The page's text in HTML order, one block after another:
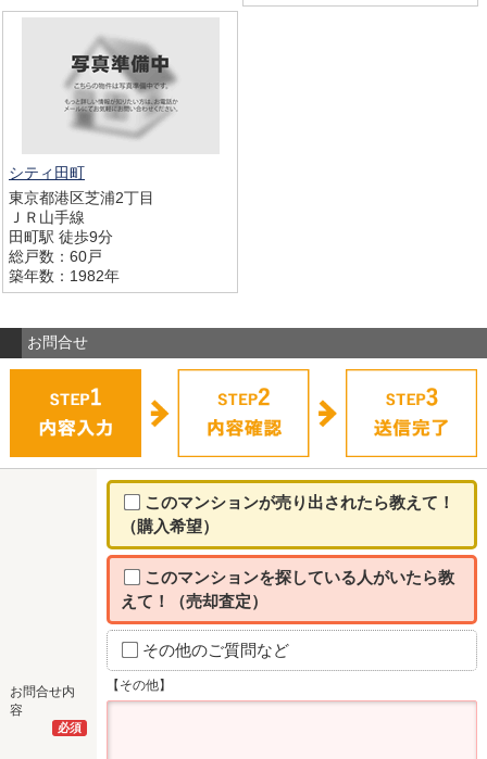
シティ田町
東京都港区芝浦2丁目
ＪＲ山手線
田町駅 徒歩9分
総戸数：60戸
築年数：1982年
お問合せ
お問合せ内
容
必須
このマンションが売り出されたら教えて！
（購入希望）
このマンションを探している人がいたら教
えて！（売却査定）
その他のご質問など
【その他】